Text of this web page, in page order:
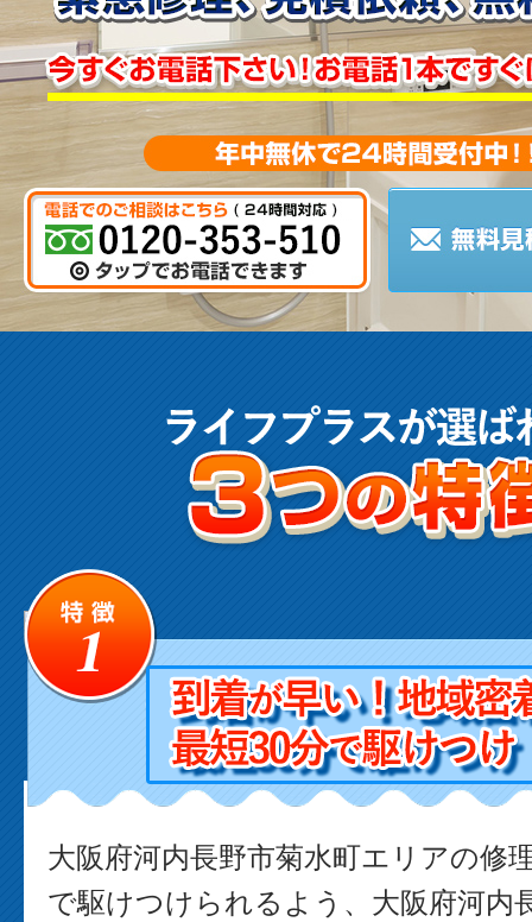
大阪府河内長野市菊水町エリアの修
で駆けつけられるよう、大阪府河内